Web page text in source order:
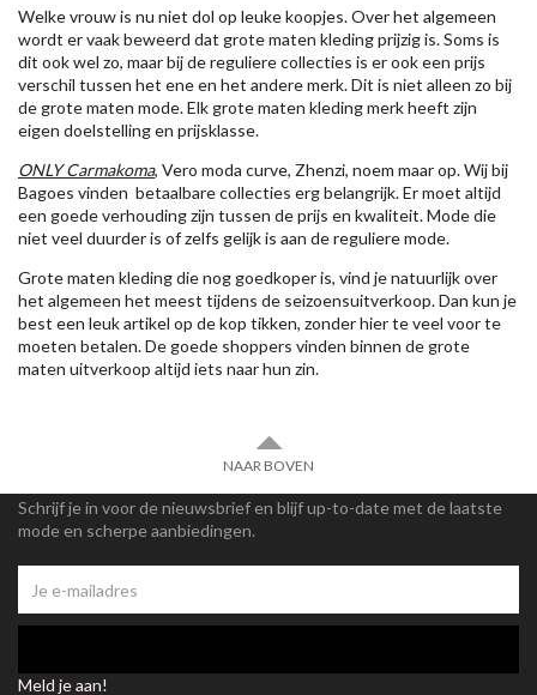
Welke vrouw is nu niet dol op leuke koopjes. Over het algemeen
wordt er vaak beweerd dat grote maten kleding prijzig is. Soms is
dit ook wel zo, maar bij de reguliere collecties is er ook een prijs
verschil tussen het ene en het andere merk. Dit is niet alleen zo bij
de grote maten mode. Elk grote maten kleding merk heeft zijn
eigen doelstelling en prijsklasse.
ONLY Carmakoma, Vero moda curve, Zhenzi, noem maar op. Wij bij
Bagoes vinden betaalbare collecties erg belangrijk. Er moet altijd
een goede verhouding zijn tussen de prijs en kwaliteit. Mode die
niet veel duurder is of zelfs gelijk is aan de reguliere mode.
Grote maten kleding die nog goedkoper is, vind je natuurlijk over
het algemeen het meest tijdens de seizoensuitverkoop. Dan kun je
best een leuk artikel op de kop tikken, zonder hier te veel voor te
moeten betalen. De goede shoppers vinden binnen de grote
maten uitverkoop altijd iets naar hun zin.
NAAR BOVEN
Schrijf je in voor de nieuwsbrief en blijf up-to-date met de laatste
mode en scherpe aanbiedingen.
Meld je aan!